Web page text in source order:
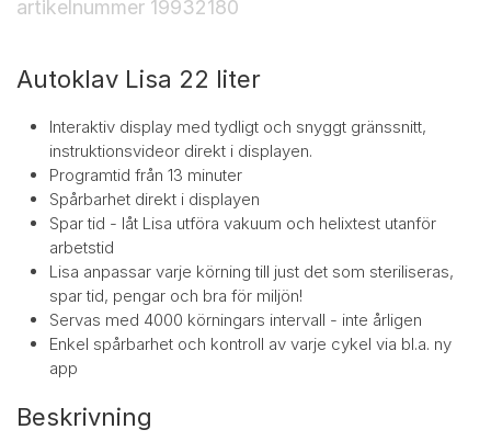
artikelnummer 19932180
Autoklav Lisa 22 liter
Interaktiv display med tydligt och snyggt gränssnitt,
instruktionsvideor direkt i displayen.
Programtid från 13 minuter
Spårbarhet direkt i displayen
Spar tid - låt Lisa utföra vakuum och helixtest utanför
arbetstid
Lisa anpassar varje körning till just det som steriliseras,
spar tid, pengar och bra för miljön!
Servas med 4000 körningars intervall - inte årligen
Enkel spårbarhet och kontroll av varje cykel via bl.a. ny
app
Beskrivning